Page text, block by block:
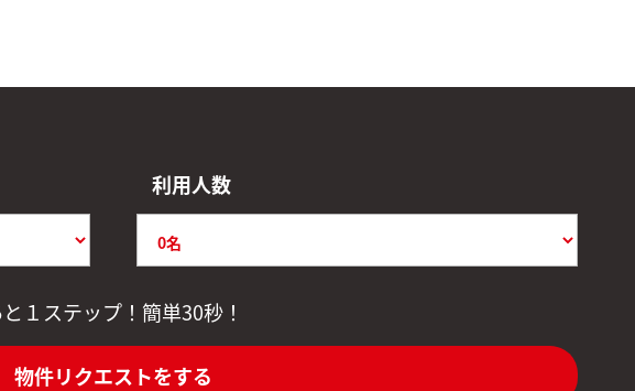
利用人数
１ステップ！簡単30秒！
物件リクエストをする